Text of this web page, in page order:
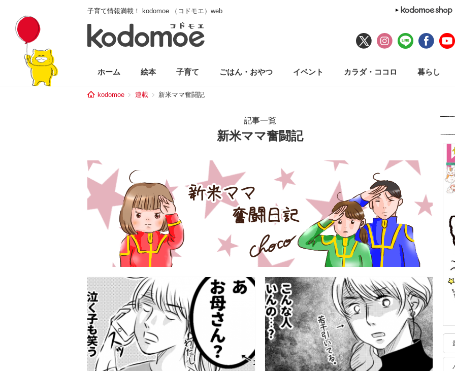
子育て情報満載！ kodomoe （コドモエ）web
ホーム 絵本 子育て ごはん・おやつ イベント カラダ・ココロ 暮らし
kodomoe 連載 新米ママ奮闘記
記事一覧
新米ママ奮闘記